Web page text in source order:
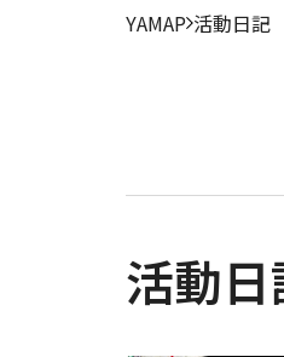
YAMAP 活動日記
活動